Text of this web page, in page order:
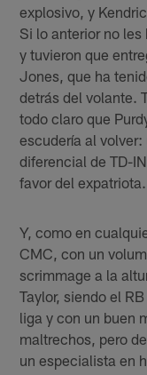
explosivo, y
Si lo anterior no
y tuvieron que
Jones, que ha
detrás del volante.
todo claro que
escudería al
diferencial de TD-
favor del
Y, como en
CMC, con un
scrimmage a la
Taylor, siendo el
liga y con un buen
maltrechos, pero
un especialista en